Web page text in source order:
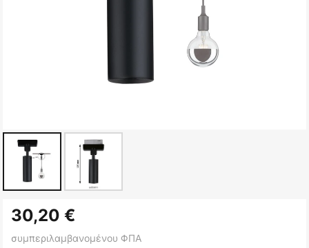
στην
αρχή
30,20 €
συμπεριλαμβανομένου ΦΠΑ